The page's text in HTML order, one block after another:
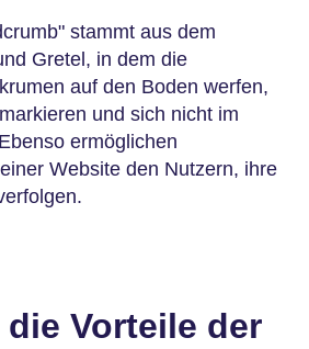
stammt aus dem
Gretel, in dem die
auf den Boden werfen,
und sich nicht im
ermöglichen
Website den Nutzern, ihre
Vorteile der